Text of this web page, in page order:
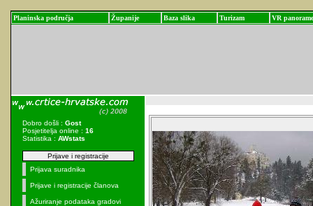
Planinska područja Županije Baza slika Turizam VR panorame
Dobro došli : Gost
Posjetitelja online : 16
Statistika : AWstats
Prijave i registracije
Prijava suradnika
Prijave i registracije članova
Ažuriranje podataka gradovi